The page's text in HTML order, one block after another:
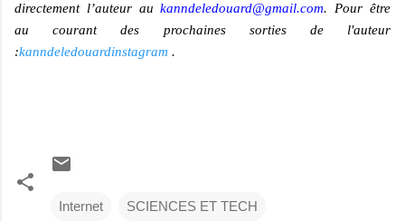
directement l’auteur aukanndeledouard@gmail.com. Pour être
au courant des prochaines sorties de l'auteur
:kanndeledouardinstagram .
Internet SCIENCES ET TECH